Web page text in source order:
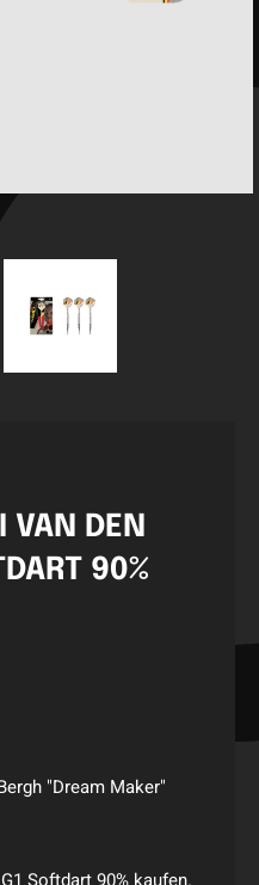
VAN DEN
90%
"Dream Maker"
Softdart 90% kaufen.